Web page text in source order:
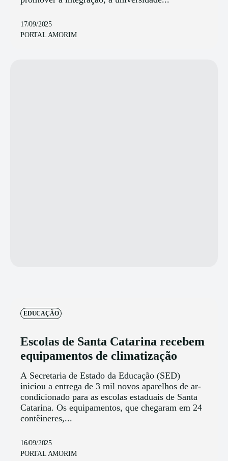
17/09/2025
PORTAL AMORIM
EDUCAÇÃO
Escolas de Santa Catarina recebem
equipamentos de climatização
A Secretaria de Estado da Educação (SED)
iniciou a entrega de 3 mil novos aparelhos de ar-
condicionado para as escolas estaduais de Santa
Catarina. Os equipamentos, que chegaram em 24
contêineres,...
16/09/2025
PORTAL AMORIM